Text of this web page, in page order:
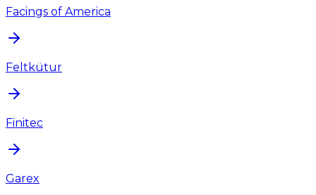
Facings of America
Feltkütur
Finitec
Garex